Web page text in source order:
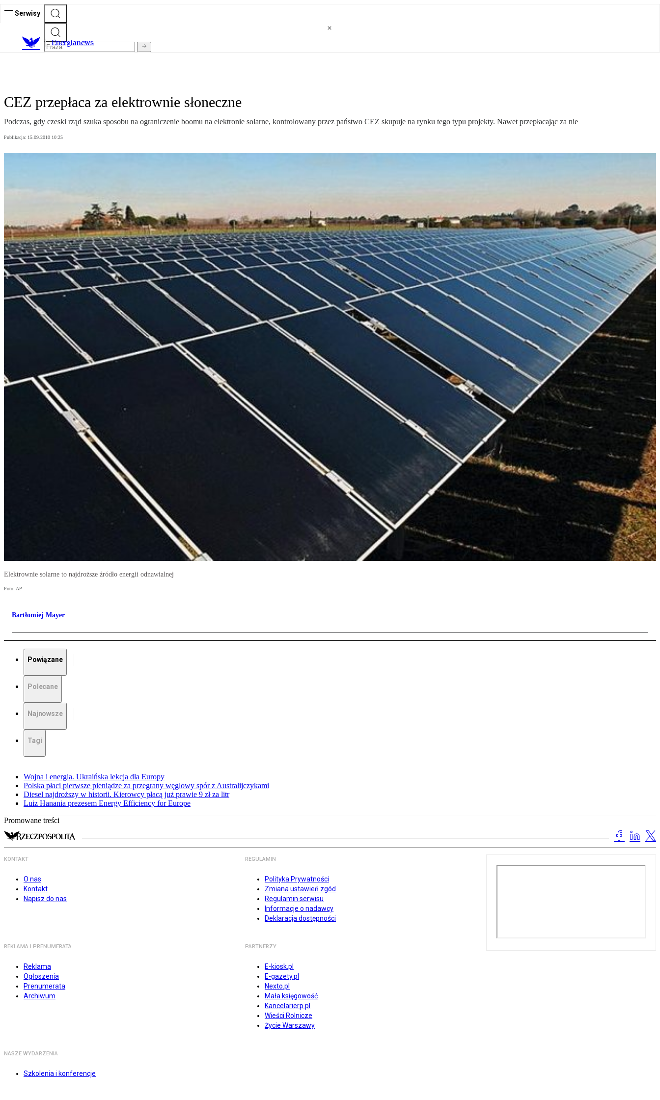
Serwisy
Energianews
CEZ przepłaca za elektrownie słoneczne
Podczas, gdy czeski rząd szuka sposobu na ograniczenie boomu na elektronie solarne, kontrolowany przez państwo CEZ skupuje na rynku tego typu projekty. Nawet przepłacając za nie
Publikacja: 15.09.2010 10:25
Elektrownie solarne to najdroższe źródło energii odnawialnej
Foto: AP
Bartłomiej Mayer
Powiązane
Polecane
Najnowsze
Tagi
Wojna i energia. Ukraińska lekcja dla Europy
Polska płaci pierwsze pieniądze za przegrany węglowy spór z Australijczykami
Diesel najdroższy w historii. Kierowcy płacą już prawie 9 zł za litr
Luiz Hanania prezesem Energy Efficiency for Europe
Promowane treści
KONTAKT
O nas
Kontakt
Napisz do nas
REGULAMIN
Polityka Prywatności
Zmiana ustawień zgód
Regulamin serwisu
Informacje o nadawcy
Deklaracja dostępności
REKLAMA I PRENUMERATA
Reklama
Ogłoszenia
Prenumerata
Archiwum
PARTNERZY
E-kiosk.pl
E-gazety.pl
Nexto.pl
Mała księgowość
Kancelarierp.pl
Wieści Rolnicze
Życie Warszawy
NASZE WYDARZENIA
Szkolenia i konferencje